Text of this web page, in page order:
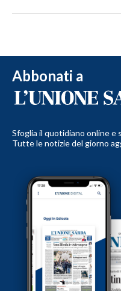
Abbonati a
Sfoglia il quotidiano online e
Tutte le notizie del giorno